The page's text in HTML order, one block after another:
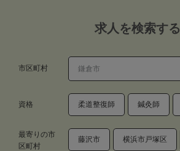
求人を検索する
市区町村
資格 柔道整復師 鍼灸師
最寄りの市
区町村
藤沢市 横浜市戸塚区